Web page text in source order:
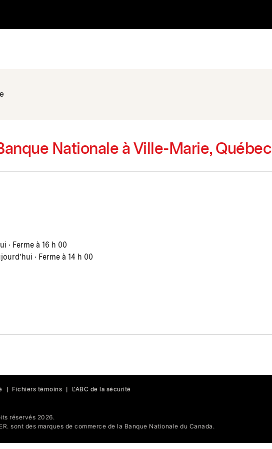
Nationale à Ville-Marie, Québec
· Ferme à 16 h 00
· Ferme à 14 h 00
Fichiers témoins L'ABC de la sécurité
réservés 2026.
sont des marques de commerce de la Banque Nationale du Canada.